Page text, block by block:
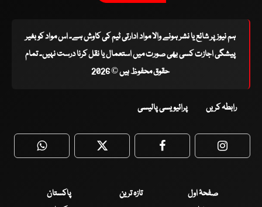
ہم نیوز پر شائع یا نشر ہونے والا مواد ادارتی ٹیم کی کاوش ہے۔ اس مواد کو بغیر
پیشگی اجازت کسی بھی صورت میں استعمال یا نقل کرنا درست نہیں۔ تمام
حقوق محفوظ ہیں © 2026
رابطہ کریں پرائیویسی پالیسی
WhatsApp Twitter Facebook
صفحۂ اول تازہ ترین
پاکستان